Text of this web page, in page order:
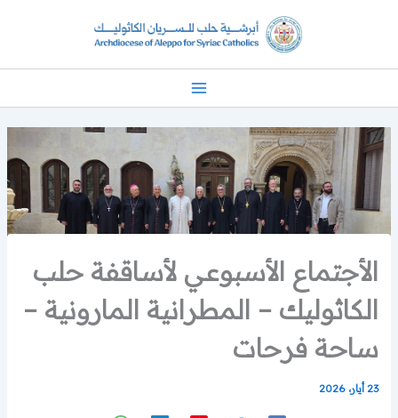
الأجتماع الأسبوعي لأساقفة حلب
الكاثوليك – المطرانية المارونية –
ساحة فرحات
23 أيار، 2026